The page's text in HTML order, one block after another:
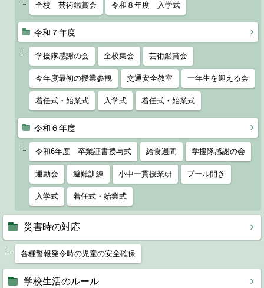
全校 芸術鑑賞会 令和８年度 入学式
令和７年度
学援隊感謝の会 全校集会 芸術鑑賞会
今年度最初の授業参観 交通安全教室 一年生を迎える会
着任式・始業式 入学式 着任式・始業式
令和６年度
令和6年度 卒業証書授与式 給食週間 学援隊感謝の会
運動会 避難訓練 小中一貫授業研 プール開き
入学式 着任式・始業式
災害時の対応
各種警報発令時の児童の安全確保
学校生活のルール